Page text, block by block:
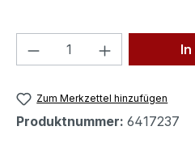
Produkt Anzahl:
Zum Merkzettel hinzufügen
Produktnummer: 6417237